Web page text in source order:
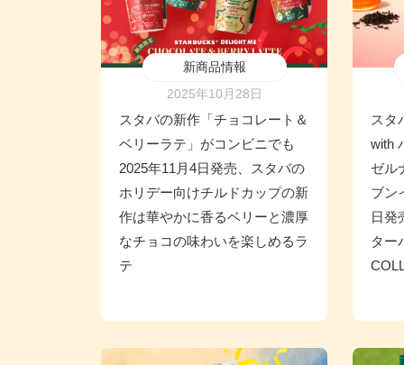
新商品情報
2025年10月28日
スタバの新作「チョコレート＆
ベリーラテ」がコンビニでも
2025年11月4日発売、スタバの
ホリデー向けチルドカップの新
作は華やかに香るベリーと濃厚
なチョコの味わいを楽しめるラ
テ
スタ
with
ゼル
ブン
日発
ター